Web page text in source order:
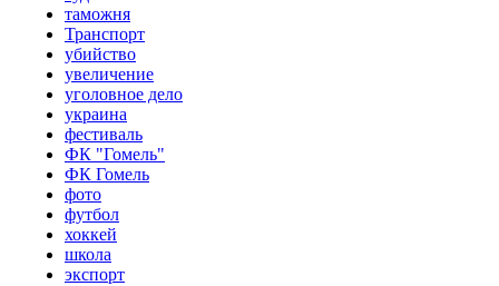
таможня
Транспорт
убийство
увеличение
уголовное дело
украина
фестиваль
ФК "Гомель"
ФК Гомель
фото
футбол
хоккей
школа
экспорт